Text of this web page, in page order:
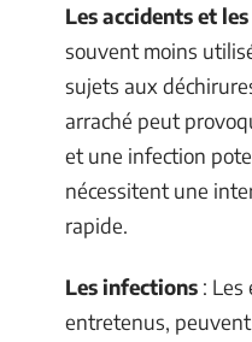
Les accidents et
souvent moins
sujets aux
arraché peut
et une infection
nécessitent une
rapide.
Les infections :
entretenus,